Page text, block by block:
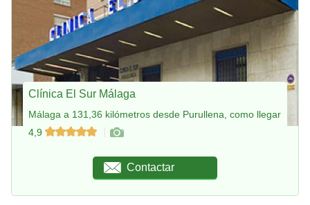
Clínica El Sur Málaga
Málaga a 131,36 kilómetros desde Purullena, como llegar
4,9
Contactar